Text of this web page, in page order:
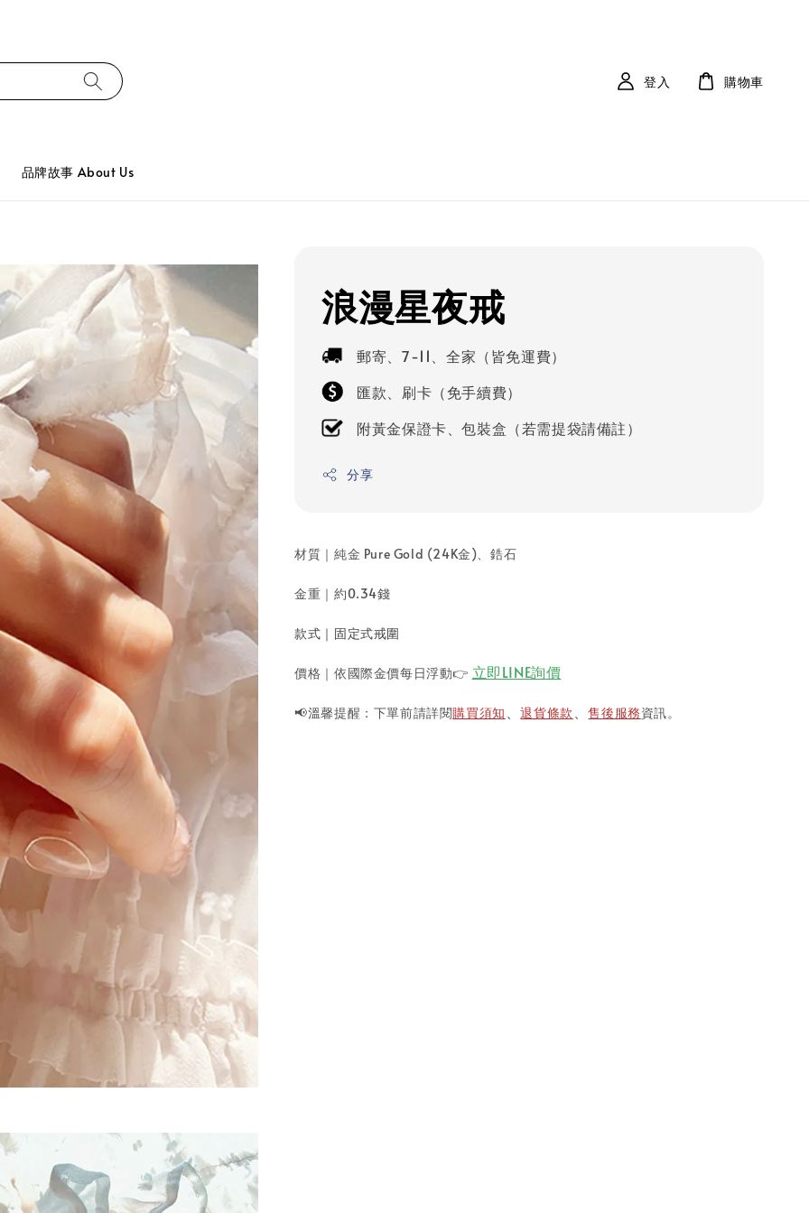
品牌故事 About Us
登入 購物車
浪漫星夜戒
郵寄、7-11、全家（皆免運費）
匯款、刷卡（免手續費）
附黃金保證卡、包裝盒（若需提袋請備註）
分享
材質｜純金 Pure Gold (24K金)、鋯石
金重｜ 約0.34錢
款式｜固定式戒圍
價格｜依國際金價每日浮動👉 立即LINE詢價
📢溫馨提醒：下單前請詳閱購買須知 、退貨條款 、售後服務資訊。